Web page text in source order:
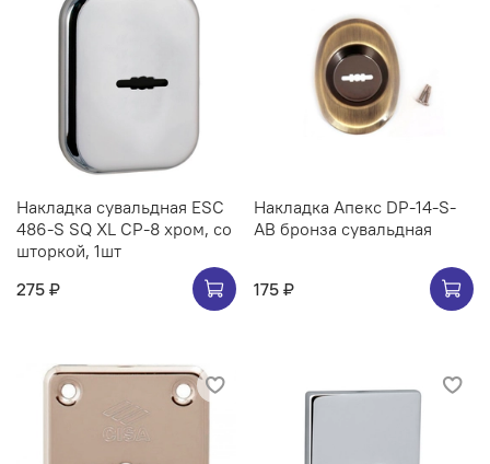
Накладка сувальдная ESC
486-S SQ XL CP-8 хром, со
шторкой, 1шт
275 ₽
Накладка Апекс DP-14-S-
AB бронза сувальдная
175 ₽